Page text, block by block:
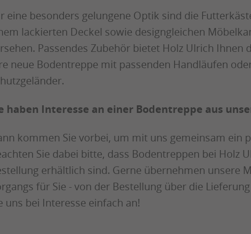
eine besonders gelungene Optik sind die
lackierten Deckel sowie designgleichen
Passendes Zubehör bietet Holz Ulrich Ihnen
neue Bodentreppe mit passenden Handläufen
haben Interesse an einer Bodentreppe aus
kommen Sie vorbei, um mit uns gemeinsam ein
Sie dabei bitte, dass Bodentreppen bei Holz
erhältlich sind. Gerne übernehmen unsere
für Sie - von der Bestellung über die
uns bei Interesse einfach an!